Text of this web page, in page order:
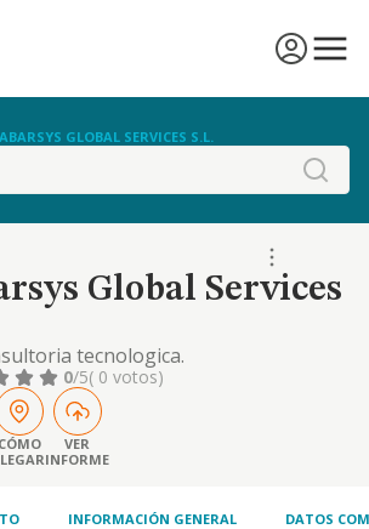
ABARSYS GLOBAL SERVICES S.L.
Global Services
tecnologica.
0/5( 0 votos)
CÓMO
VER
INFORME
INFORMACIÓN GENERAL DATOS